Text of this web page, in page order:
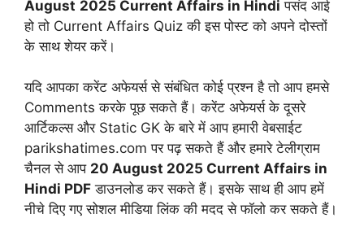
August 2025 Current Affairs in Hindi पसंद आई
हो तो Current Affairs Quiz की इस पोस्ट को अपने दोस्तों
के साथ शेयर करें।
यदि आपका करेंट अफेयर्स से संबंधित कोई प्रश्न है तो आप हमसे
Comments करके पूछ सकते हैं। करेंट अफेयर्स के दूसरे
आर्टिकल्स और Static GK के बारे में आप हमारी वेबसाईट
parikshatimes.com पर पढ़ सकते हैं और हमारे टेलीग्राम
चैनल से आप 20 August 2025 Current Affairs in
Hindi PDF डाउनलोड कर सकते हैं। इसके साथ ही आप हमें
नीचे दिए गए सोशल मीडिया लिंक की मदद से फॉलो कर सकते हैं।